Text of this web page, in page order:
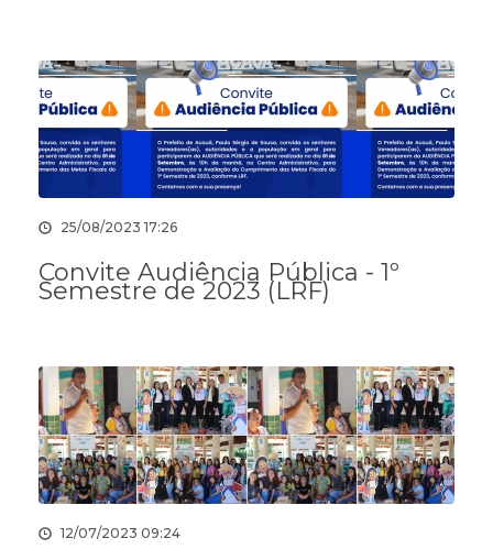
25/08/2023 17:26
Convite Audiência Pública - 1º
Semestre de 2023 (LRF)
12/07/2023 09:24